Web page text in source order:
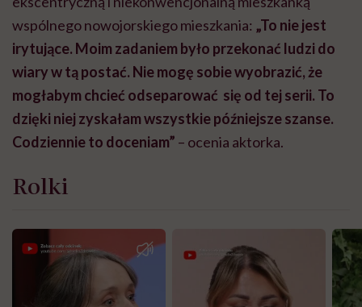
wspólnego nowojorskiego mieszkania: „To nie jest
irytujące. Moim zadaniem było przekonać ludzi do
wiary w tą postać. Nie mogę sobie wyobrazić, że
mogłabym chcieć odseparować się od tej serii. To
dzięki niej zyskałam wszystkie późniejsze szanse.
Codziennie to doceniam” – ocenia aktorka.
Rolki